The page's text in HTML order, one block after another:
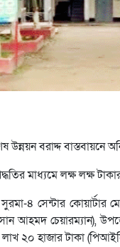
উন্নয়ন বরাদ্দ বাস্তবায়নে
মাধ্যমে লক্ষ লক্ষ
৪ সেন্টার
আহমদ চেয়ারম্যান),
২০ হাজার টাকা